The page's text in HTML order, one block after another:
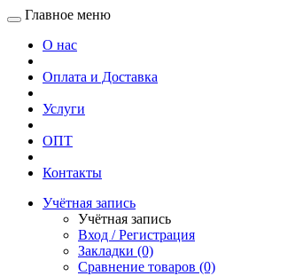
Главное меню
О нас
Оплата и Доставка
Услуги
ОПТ
Контакты
Учётная запись
Учётная запись
Вход / Регистрация
Закладки (0)
Сравнение товаров (0)